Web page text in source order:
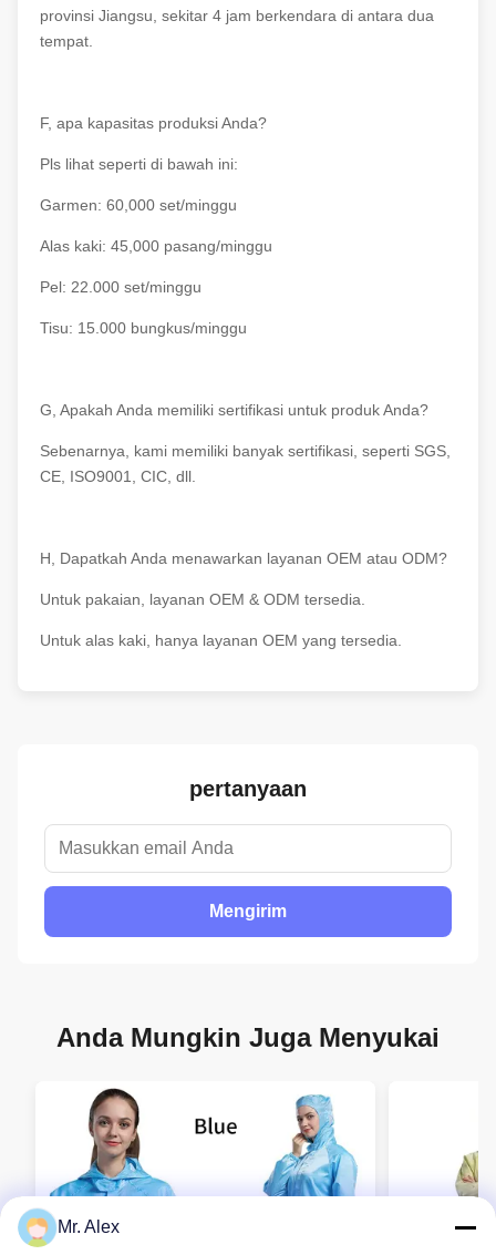
provinsi Jiangsu, sekitar 4 jam berkendara di antara dua
tempat.
F, apa kapasitas produksi Anda?
Pls lihat seperti di bawah ini:
Garmen: 60,000 set/minggu
Alas kaki: 45,000 pasang/minggu
Pel: 22.000 set/minggu
Tisu: 15.000 bungkus/minggu
G, Apakah Anda memiliki sertifikasi untuk produk Anda?
Sebenarnya, kami memiliki banyak sertifikasi, seperti SGS,
CE, ISO9001, CIC, dll.
H, Dapatkah Anda menawarkan layanan OEM atau ODM?
Untuk pakaian, layanan OEM & ODM tersedia.
Untuk alas kaki, hanya layanan OEM yang tersedia.
pertanyaan
Mengirim
Anda Mungkin Juga Menyukai
Mr. Alex